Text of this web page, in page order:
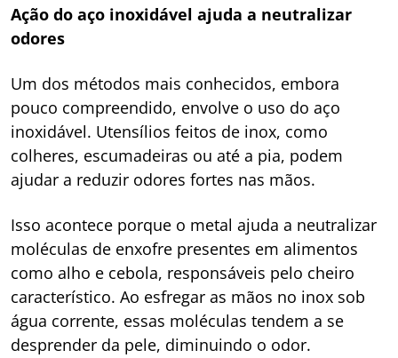
Ação do aço inoxidável ajuda a neutralizar
odores
Um dos métodos mais conhecidos, embora
pouco compreendido, envolve o uso do aço
inoxidável. Utensílios feitos de inox, como
colheres, escumadeiras ou até a pia, podem
ajudar a reduzir odores fortes nas mãos.
Isso acontece porque o metal ajuda a neutralizar
moléculas de enxofre presentes em alimentos
como alho e cebola, responsáveis pelo cheiro
característico. Ao esfregar as mãos no inox sob
água corrente, essas moléculas tendem a se
desprender da pele, diminuindo o odor.